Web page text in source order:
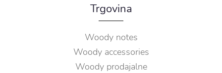
Trgovina
Woody notes
Woody accessories
Woody prodajalne